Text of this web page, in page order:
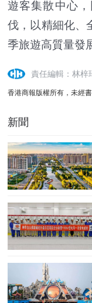
遊客集散中心
伐，以精細化、
季旅遊高質量發
責任編輯：林梓
香港商報版權所有，未經書
新聞